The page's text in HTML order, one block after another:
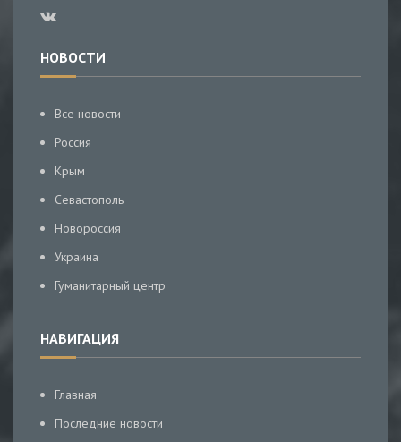
НОВОСТИ
Все новости
Россия
Крым
Севастополь
Новороссия
Украина
Гуманитарный центр
НАВИГАЦИЯ
Главная
Последние новости